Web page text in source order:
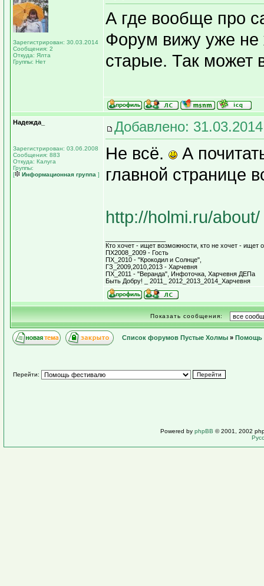
Зарегистрирован: 30.03.2014
Сообщения: 2
Откуда: Ялта
Группы: Нет
А где вообще про
Форум вижу уже не
старые. Так может
Надежда_
Зарегистрирован: 03.06.2008
Сообщения: 883
Откуда: Калуга
Группы:
[
Информационная группа ]
Добавлено:
Не всё.
А
главной странице
http://holmi.ru/about/
Кто хочет - ищет возможности, кто не хочет - ищет
ПХ2008_2009 - Гость
ПХ_2010 - "Крокодил и Солнце",
ГЗ_2009,2010,2013 - Харчевня
ПХ_2011 - "Веранда", Инфоточка, Харчевня ДЕПа
Быть Добру! _ 2011_ 2012_2013_2014_Харчевня
Показать сообщения:
Список форумов Пустые Холмы » Помощь
Перейти:
Powered by phpBB © 2001, 2002